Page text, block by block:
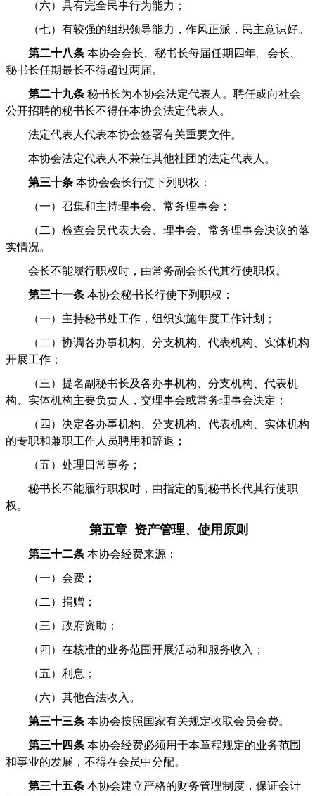
（六）具有完全民事行为能力；
（七）有较强的组织领导能力，作风正派，民主意识好。
第二十八条 本协会会长、秘书长每届任期四年。会长、
秘书长任期最长不得超过两届。
第二十九条 秘书长为本协会法定代表人。聘任或向社会
公开招聘的秘书长不得任本协会法定代表人。
法定代表人代表本协会签署有关重要文件。
本协会法定代表人不兼任其他社团的法定代表人。
第三十条 本协会会长行使下列职权：
（一）召集和主持理事会、常务理事会；
（二）检查会员代表大会、理事会、常务理事会决议的落
实情况。
会长不能履行职权时，由常务副会长代其行使职权。
第三十一条 本协会秘书长行使下列职权：
（一）主持秘书处工作，组织实施年度工作计划；
（二）协调各办事机构、分支机构、代表机构、实体机构
开展工作；
（三）提名副秘书长及各办事机构、分支机构、代表机
构、实体机构主要负责人，交理事会或常务理事会决定；
（四）决定各办事机构、分支机构、代表机构、实体机构
的专职和兼职工作人员聘用和辞退；
（五）处理日常事务；
秘书长不能履行职权时，由指定的副秘书长代其行使职
权。
第五章 资产管理、使用原则
第三十二条 本协会经费来源：
（一）会费；
（二）捐赠；
（三）政府资助；
（四）在核准的业务范围开展活动和服务收入；
（五）利息；
（六）其他合法收入。
第三十三条 本协会按照国家有关规定收取会员会费。
第三十四条 本协会经费必须用于本章程规定的业务范围
和事业的发展，不得在会员中分配。
第三十五条 本协会建立严格的财务管理制度，保证会计